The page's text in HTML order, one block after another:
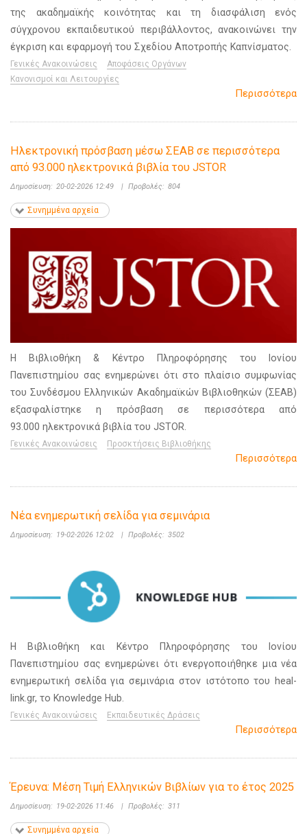
της ακαδημαϊκής κοινότητας και τη διασφάλιση ενός
σύγχρονου εκπαιδευτικού περιβάλλοντος, ανακοινώνει την
έγκριση και εφαρμογή του Σχεδίου Αποτροπής Καπνίσματος.
Γενικές Ανακοινώσεις
Αποφάσεις Οργάνων
Κανονισμοί και Λειτουργίες
Περισσότερα
Ηλεκτρονική πρόσβαση μέσω ΣΕΑΒ σε περισσότερα
από 93.000 ηλεκτρονικά βιβλία του JSTOR
Δημοσίευση: 20-02-2026 12:49 | Προβολές: 804
Συνημμένα αρχεία
H Βιβλιοθήκη & Κέντρο Πληροφόρησης του Ιονίου
Πανεπιστημίου σας ενημερώνει ότι στο πλαίσιο συμφωνίας
του Συνδέσμου Ελληνικών Ακαδημαϊκών Βιβλιοθηκών (ΣΕΑΒ)
εξασφαλίστηκε η πρόσβαση σε περισσότερα από
93.000 ηλεκτρονικά βιβλία του JSTOR.
Γενικές Ανακοινώσεις Προσκτήσεις Βιβλιοθήκης
Περισσότερα
Νέα ενημερωτική σελίδα για σεμινάρια
Δημοσίευση: 19-02-2026 12:02 | Προβολές: 3502
Η Βιβλιοθήκη και Κέντρο Πληροφόρησης του Ιονίου
Πανεπιστημίου σας ενημερώνει ότι ενεργοποιήθηκε μια νέα
ενημερωτική σελίδα για σεμινάρια στον ιστότοπο του heal-
link.gr, το Knowledge Hub.
Γενικές Ανακοινώσεις Εκπαιδευτικές Δράσεις
Περισσότερα
Έρευνα: Μέση Τιμή Ελληνικών Βιβλίων για το έτος 2025
Δημοσίευση: 19-02-2026 11:46 | Προβολές: 311
Συνημμένα αρχεία